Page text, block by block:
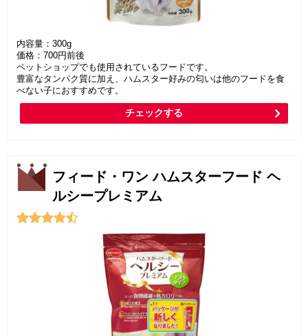
内容量：300g
価格：700円前後
ペットショップでも使用されているフードです。
豊富なタンパク質に加え、ハムスター好みの匂いは他のフードを食
べない子におすすめです。
チェックする
フィード・ワン ハムスターフード ヘ
ルシープレミアム